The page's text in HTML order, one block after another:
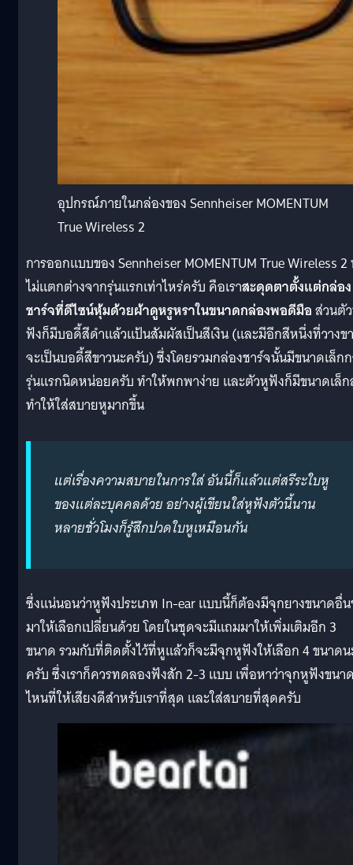
อุปกรณ์ภายในกล่องของ Sennheiser MOMENTUM
True Wireless 2
การออกแบบของ Sennheiser MOMENTUM True Wireless
ไม่แตกต่างจากรุ่นแรกเท่าไหร่ครับ คือเราสะดุดตาตั้งแต่กล่อง
ชาร์จที่ดีไซน์หุ้มด้วยผ้าดูหรูหราในขนาดกล่องพอดีมือส่วนตั
ฟังก็มีบอดี้สีดำแล้วแป้นสัมผัสเป็นสีเงิน (และมีอีกสีหนึ่งที่วางข
จะเป็นบอดี้สีขาวนะครับ) ซึ่งโดยรวมกล่องชาร์จนั้นมีขนาดเล็ก
รุ่นแรกนิดหน่อยครับ ทำให้พกพาง่าย และตัวหูฟังก็มีขนาดเล็
ทำให้ใส่สบายหูมากขึ้น
แต่เรื่องความสบายในการใส่ อันนี้ก็แล้วแต่สรีระใบหู
ของแต่ละบุคคลด้วย อย่างผู้เขียนใส่หูฟังตัวนี้นาน
หลายชั่วโมงก็รู้สึกปวดใบหูเหมือนกัน
ซึ่งแน่นอนว่าหูฟังประเภท In-ear แบบนี้ก็ต้องมีจุกยางขนาดอื่
มาให้เลือกเปลี่ยนด้วย โดยในชุดจะมีแถมมาให้เพิ่มเติมอีก 3
ขนาด รวมกับที่ติดตั้งไว้ที่หูแล้วก็จะมีจุกหูฟังให้เลือก 4 ขนาด
ครับ ซึ่งเราก็ควรทดลองฟังสัก 2-3 แบบ เพื่อหาว่าจุกหูฟังขนา
ไหนที่ให้เสียงดีสำหรับเราที่สุด และใส่สบายที่สุดครับ